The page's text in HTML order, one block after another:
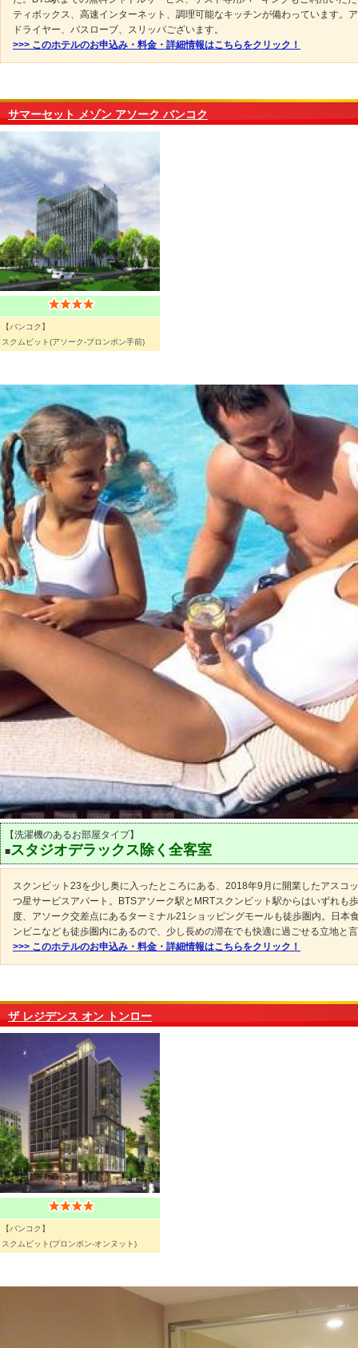
ティボックス、高速インターネット、調理可能なキッチンが備わっています。
ドライヤー、バスローブ、スリッパございます。
>>> このホテルのお申込み・料金・詳細情報はこちらをクリック！
サマーセット メゾン アソーク バンコク
【バンコク】
スクムビット(アソーク-プロンポン手前)
【洗濯機のあるお部屋タイプ】
■スタジオデラックス除く全客室
スクンビット23を少し奥に入ったところにある、2018年9月に開業したアスコ
つ星サービスアパート。BTSアソーク駅とMRTスクンビット駅からはいずれも
度、アソーク交差点にあるターミナル21ショッピングモールも徒歩圏内。日本
ンビニなども徒歩圏内にあるので、少し長めの滞在でも快適に過ごせる立地と
>>> このホテルのお申込み・料金・詳細情報はこちらをクリック！
ザ レジデンス オン トンロー
【バンコク】
スクムビット(プロンポン-オンヌット)